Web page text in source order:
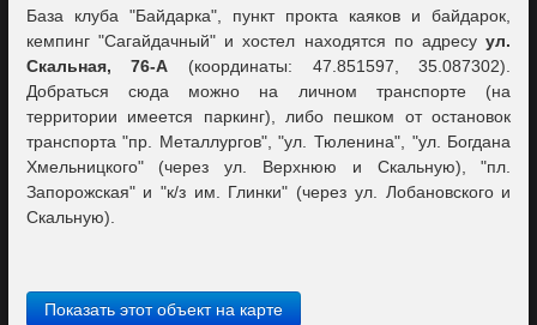
База клуба "Байдарка", пункт прокта каяков и байдарок,
кемпинг "Сагайдачный" и хостел находятся по адресуул.
Скальная, 76-А (координаты: 47.851597, 35.087302).
Добраться сюда можно на личном транспорте (на
территории имеется паркинг), либо пешком от остановок
транспорта "пр. Металлургов", "ул. Тюленина", "ул. Богдана
Хмельницкого" (через ул. Верхнюю и Скальную), "пл.
Запорожская" и "к/з им. Глинки" (через ул. Лобановского и
Скальную).
Показать этот объект на карте